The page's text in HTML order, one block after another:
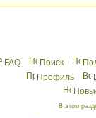
FAQ Поиск
Профиль
В этом